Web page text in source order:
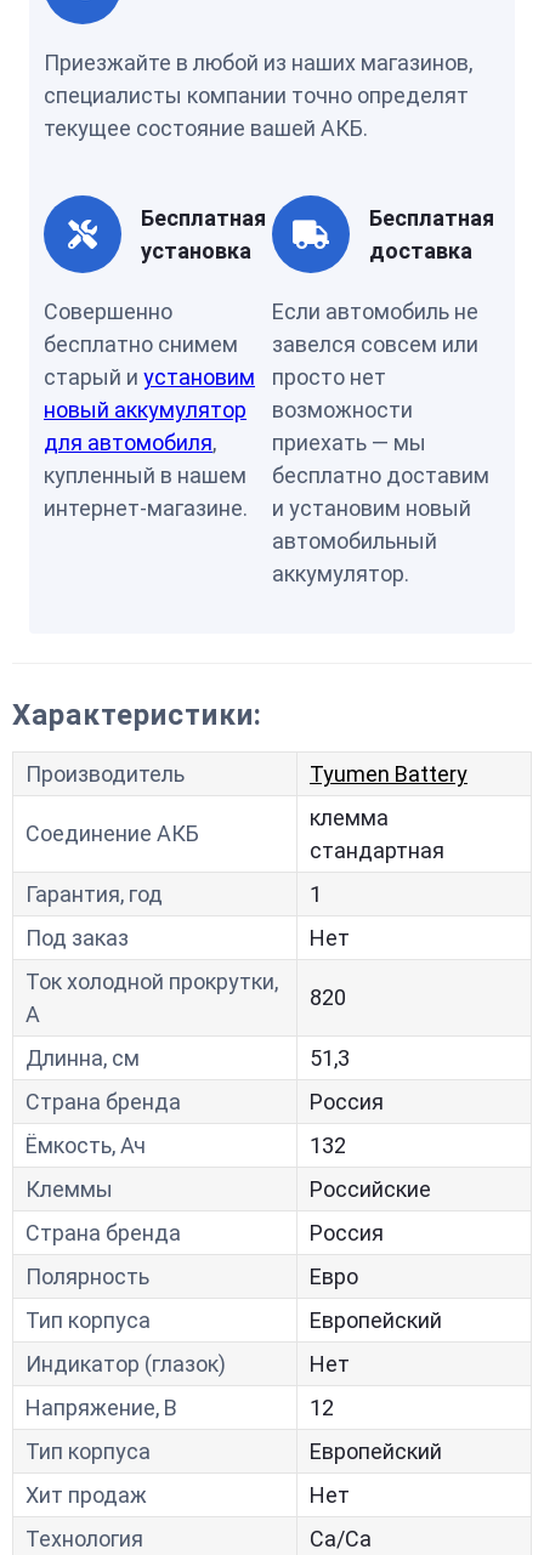
Приезжайте в любой из наших магазинов,
специалисты компании точно определят
текущее состояние вашей АКБ.
Бесплатная
установка
Совершенно
бесплатно снимем
старый и установим
новый аккумулятор
для автомобиля,
купленный в нашем
интернет-магазине.
Бесплатная
доставка
Если автомобиль не
завелся совсем или
просто нет
возможности
приехать — мы
бесплатно доставим
и установим новый
автомобильный
аккумулятор.
Характеристики:
Производитель Tyumen Battery
Соединение АКБ
клемма
стандартная
Гарантия, год
1
Под заказ
Нет
Ток холодной прокрутки,
A
820
Длинна, см
51,3
Страна бренда
Россия
Ёмкость, Ач
132
Клеммы
Российские
Страна бренда
Россия
Полярность
Евро
Тип корпуса
Европейский
Индикатор (глазок)
Нет
Напряжение, В
12
Тип корпуса
Европейский
Хит продаж
Нет
Технология
Са/Са